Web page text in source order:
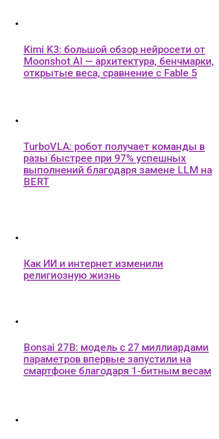
Kimi K3: большой обзор нейросети от
Moonshot AI — архитектура, бенчмарки,
открытые веса, сравнение с Fable 5
TurboVLA: робот получает команды в
разы быстрее при 97% успешных
выполнений благодаря замене LLM на
BERT
Как ИИ и интернет изменили
религиозную жизнь
Bonsai 27B: модель с 27 миллиардами
параметров впервые запустили на
смартфоне благодаря 1-битным весам